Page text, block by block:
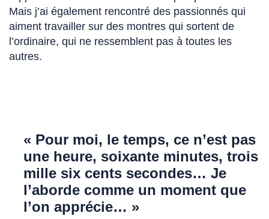
Mais j’ai également rencontré des passionnés qui
aiment travailler sur des montres qui sortent de
l’ordinaire, qui ne ressemblent pas à toutes les
autres.
« Pour moi, le temps, ce n’est pas
une heure, soixante minutes, trois
mille six cents secondes… Je
l’aborde comme un moment que
l’on apprécie… »